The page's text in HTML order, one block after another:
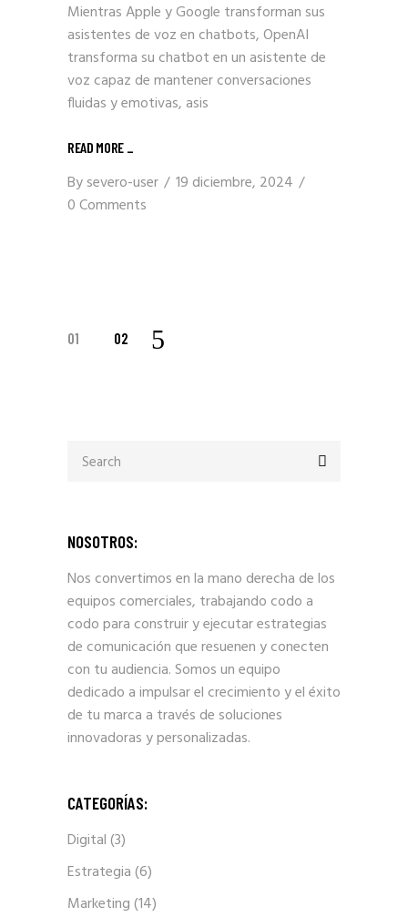
Mientras Apple y Google transforman sus
asistentes de voz en chatbots, OpenAI
transforma su chatbot en un asistente de
voz capaz de mantener conversaciones
fluidas y emotivas, asis
READ MORE _
Bysevero-user
19 diciembre, 2024
0 Comments
PAGINACIÓN
01 02
for:
NOSOTROS:
Nos convertimos en la mano derecha de los
equipos comerciales, trabajando codo a
codo para construir y ejecutar estrategias
de comunicación que resuenen y conecten
con tu audiencia. Somos un equipo
dedicado a impulsar el crecimiento y el éxito
de tu marca a través de soluciones
innovadoras y personalizadas.
CATEGORÍAS:
Digital(3)
Estrategia(6)
Marketing(14)